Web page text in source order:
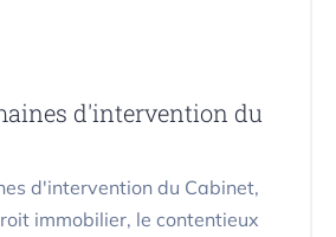
d'intervention du
d'intervention du Cabinet,
immobilier, le contentieux